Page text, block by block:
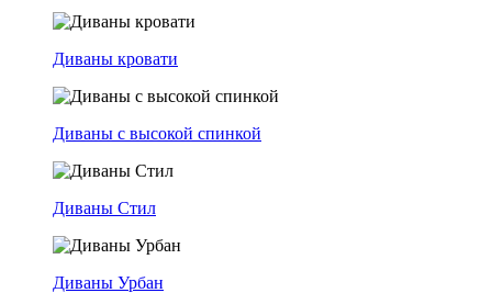
Диваны кровати
Диваны с высокой спинкой
Диваны Стил
Диваны Урбан